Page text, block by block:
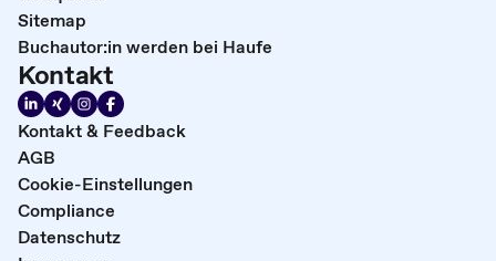
Sitemap
Buchautor:in werden bei Haufe
Kontakt
Kontakt & Feedback
AGB
Cookie-Einstellungen
Compliance
Datenschutz